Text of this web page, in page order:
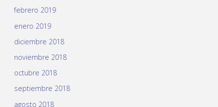
febrero 2019
enero 2019
diciembre 2018
noviembre 2018
octubre 2018
septiembre 2018
agosto 2018